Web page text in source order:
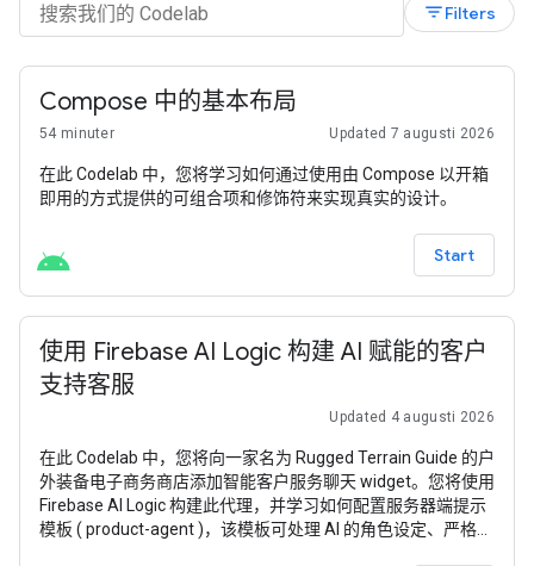
filter_listFilters
Compose 中的基本布局
54 minuter Updated 7 augusti 2026
在此 Codelab 中，您将学习如何通过使用由 Compose 以开箱
即用的方式提供的可组合项和修饰符来实现真实的设计。
Start
使用 Firebase AI Logic 构建 AI 赋能的客户
支持客服
Updated 4 augusti 2026
在此 Codelab 中，您将向一家名为 Rugged Terrain Guide 的户
外装备电子商务商店添加智能客户服务聊天 widget。您将使用
Firebase AI Logic 构建此代理，并学习如何配置服务器端提示
模板 ( product-agent )，该模板可处理 AI 的角色设定、严格的